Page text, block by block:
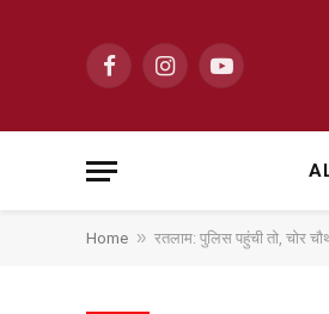
FacebookInstagramYouTube
Home » रतलाम: पुलिस पहुंची तो, चोर